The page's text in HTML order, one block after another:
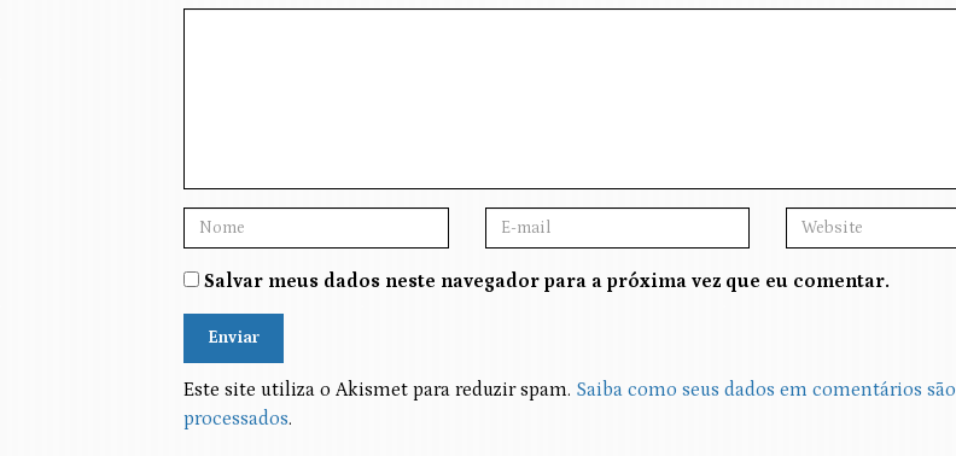
Salvar meus dados neste navegador para a próxima vez que eu comentar.
Alternative:
Este site utiliza o Akismet para reduzir spam. Saiba como seus dados em comentários são
processados.